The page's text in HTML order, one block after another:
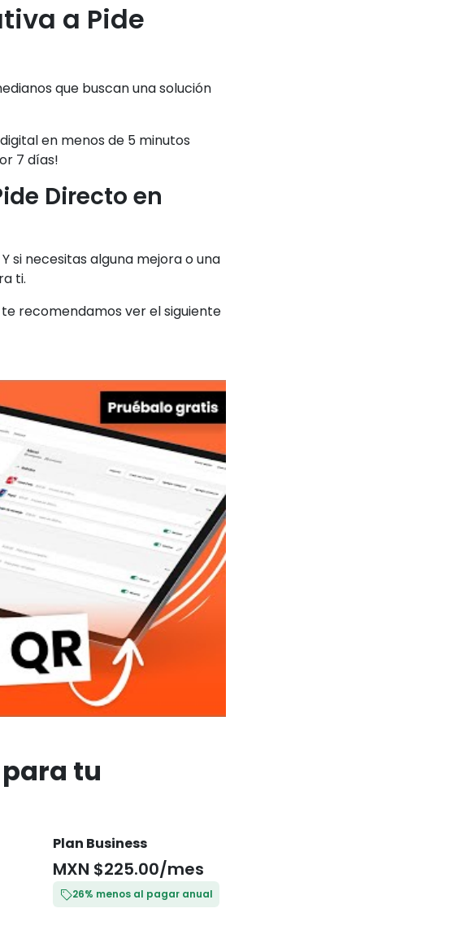
a Pide
que buscan una solución
en menos de 5 minutos
7 días!
Directo en
si necesitas alguna mejora o una
ti.
recomendamos ver el siguiente
tu
Plan Business
MXN $225.00/mes
26% menos al pagar anual